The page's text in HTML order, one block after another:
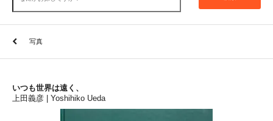
写真
いつも世界は遠く、
上田義彦 | Yoshihiko Ueda